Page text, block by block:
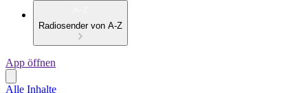
Radiosender von A-Z
App öffnen
Alle Inhalte